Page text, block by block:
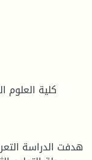
كلية العلوم
هدفت الدراسة